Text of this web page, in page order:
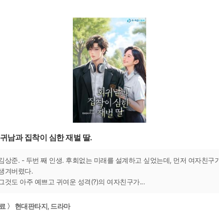
남과 집착이 심한 재벌 딸.
상준. - 두번 째 인생. 후회없는 미래를 설계하고 싶었는데, 먼저 여자친구
겨버렸다.
것도 아주 예쁘고 귀여운 성격(?)의 여자친구가...
〉 현대판타지, 드라마